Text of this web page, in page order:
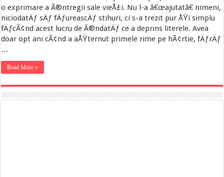
o exprimare a Ã®ntregii sale vieÅ£i. Nu l-a â€œajutatâ€ nimeni,
niciodatÄƒ sÄƒ fÄƒureascÄƒ stihuri, ci s-a trezit pur ÅŸi simplu
fÄƒcÃ¢nd acest lucru de Ã®ndatÄƒ ce a deprins literele. Avea
doar opt ani cÃ¢nd a aÅŸternut primele rime pe hÃ¢rtie, fÄƒrÄƒ
…
Read More »